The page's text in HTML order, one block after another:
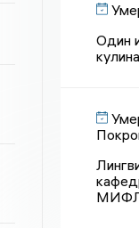
Один